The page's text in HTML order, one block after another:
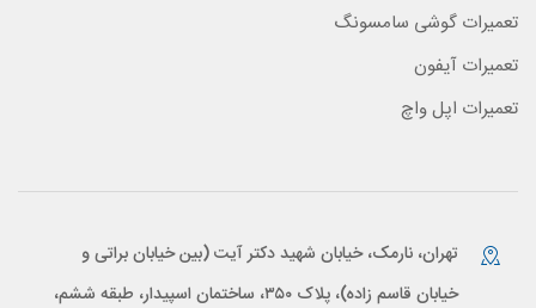
تعمیرات گوشی سامسونگ
تعمیرات آیفون
تعمیرات اپل واچ
تهران، نارمک، خیابان شهید دکتر آیت (بین خیابان براتی و
خیابان قاسم زاده)، پلاک ۳۵۰، ساختمان اسپیدار، طبقه ششم،